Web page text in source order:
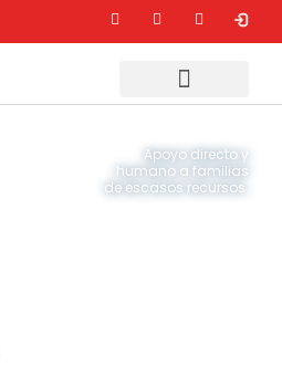
Apoyo directo y
humano a familias
de escasos recursos.